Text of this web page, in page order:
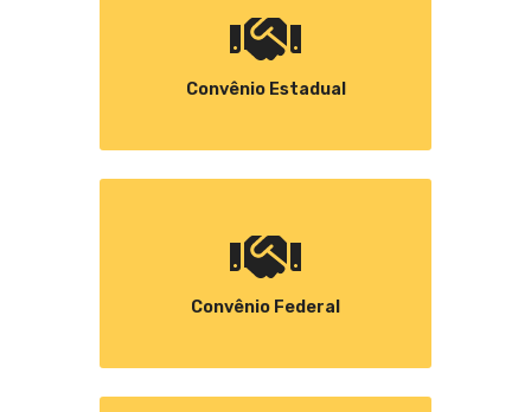
Convênio Estadual
Convênio Federal